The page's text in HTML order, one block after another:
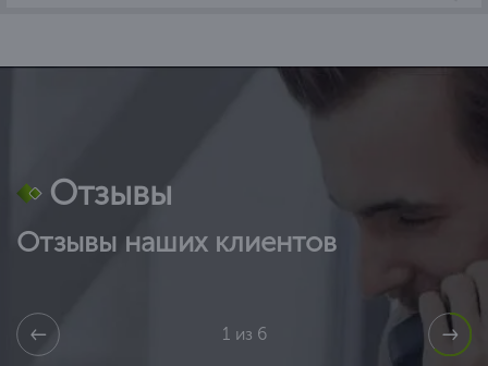
Отзывы
Отзывы наших клиентов
1 из 6